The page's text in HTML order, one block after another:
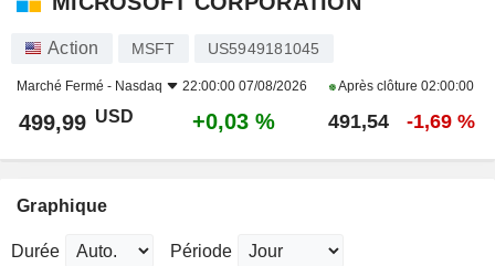
Action MSFT US5949181045
Marché Fermé - Nasdaq 22:00:00 07/08/2026 Après clôture 02:00:00
499,99 USD +0,03 % 491,54 -1,69 %
Graphique
Durée Période